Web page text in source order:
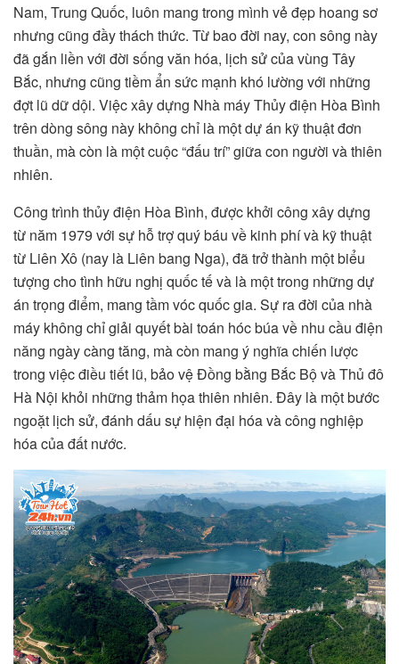
Nam, Trung Quốc, luôn mang trong mình vẻ đẹp hoang sơ
nhưng cũng đầy thách thức. Từ bao đời nay, con sông này
đã gắn liền với đời sống văn hóa, lịch sử của vùng Tây
Bắc, nhưng cũng tiềm ẩn sức mạnh khó lường với những
đợt lũ dữ dội. Việc xây dựng Nhà máy Thủy điện Hòa Bình
trên dòng sông này không chỉ là một dự án kỹ thuật đơn
thuần, mà còn là một cuộc “đấu trí” giữa con người và thiên
nhiên.
Công trình thủy điện Hòa Bình, được khởi công xây dựng
từ năm 1979 với sự hỗ trợ quý báu về kinh phí và kỹ thuật
từ Liên Xô (nay là Liên bang Nga), đã trở thành một biểu
tượng cho tình hữu nghị quốc tế và là một trong những dự
án trọng điểm, mang tầm vóc quốc gia. Sự ra đời của nhà
máy không chỉ giải quyết bài toán hóc búa về nhu cầu điện
năng ngày càng tăng, mà còn mang ý nghĩa chiến lược
trong việc điều tiết lũ, bảo vệ Đồng bằng Bắc Bộ và Thủ đô
Hà Nội khỏi những thảm họa thiên nhiên. Đây là một bước
ngoặt lịch sử, đánh dấu sự hiện đại hóa và công nghiệp
hóa của đất nước.